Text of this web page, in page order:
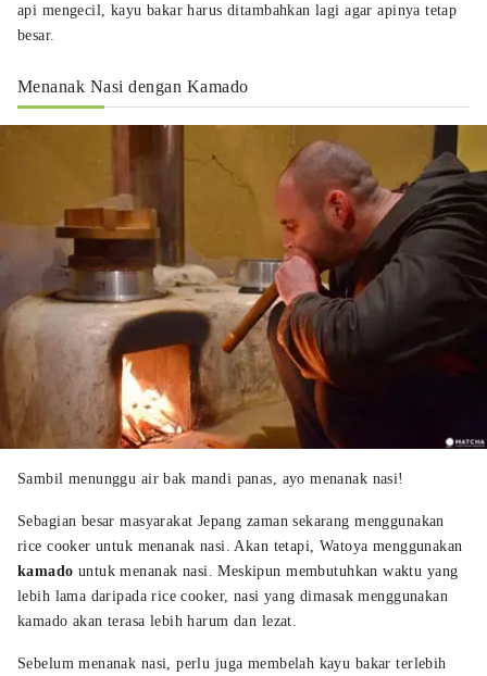
api mengecil, kayu bakar harus ditambahkan lagi agar apinya tetap
besar.
Menanak Nasi dengan Kamado
Sambil menunggu air bak mandi panas, ayo menanak nasi!
Sebagian besar masyarakat Jepang zaman sekarang menggunakan
rice cooker untuk menanak nasi. Akan tetapi, Watoya menggunakan
kamado untuk menanak nasi. Meskipun membutuhkan waktu yang
lebih lama daripada rice cooker, nasi yang dimasak menggunakan
kamado akan terasa lebih harum dan lezat.
Sebelum menanak nasi, perlu juga membelah kayu bakar terlebih